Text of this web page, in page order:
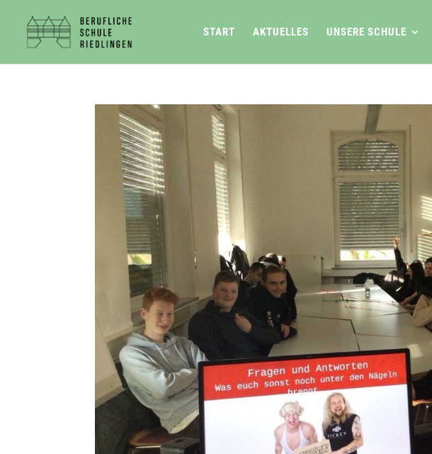
START AKTUELLES UNSERE SCHULE